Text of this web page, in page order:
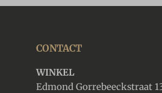
CONTACT
WINKEL
Edmond Gorrebeeckstraat